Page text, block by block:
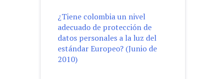
¿Tiene colombia un nivel
adecuado de protección de
datos personales a la luz del
estándar Europeo? (Junio de
2010)